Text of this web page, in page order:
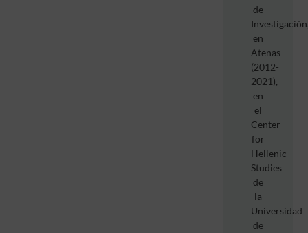
de
en
Atenas
(2012-
2021),
en
el
Center
for
Hellenic
Studies
de
la
Universidad
de